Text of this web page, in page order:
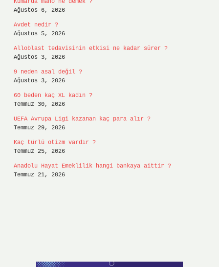
Kumarda mano ne demek ?
Ağustos 6, 2026
Avdet nedir ?
Ağustos 5, 2026
Alloblast tedavisinin etkisi ne kadar sürer ?
Ağustos 3, 2026
9 neden asal değil ?
Ağustos 3, 2026
60 beden kaç XL kadın ?
Temmuz 30, 2026
UEFA Avrupa Ligi kazanan kaç para alır ?
Temmuz 29, 2026
Kaç türlü otizm vardır ?
Temmuz 25, 2026
Anadolu Hayat Emeklilik hangi bankaya aittir ?
Temmuz 21, 2026